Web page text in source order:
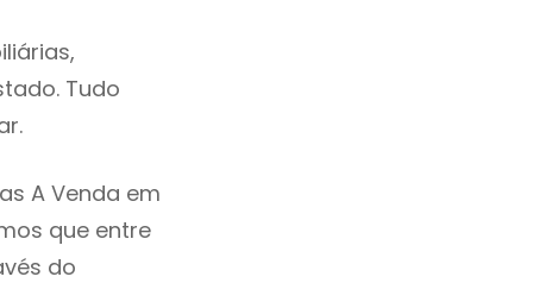
Tudo
A Venda em
que entre
do